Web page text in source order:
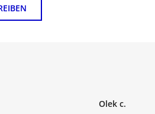
Olek c.